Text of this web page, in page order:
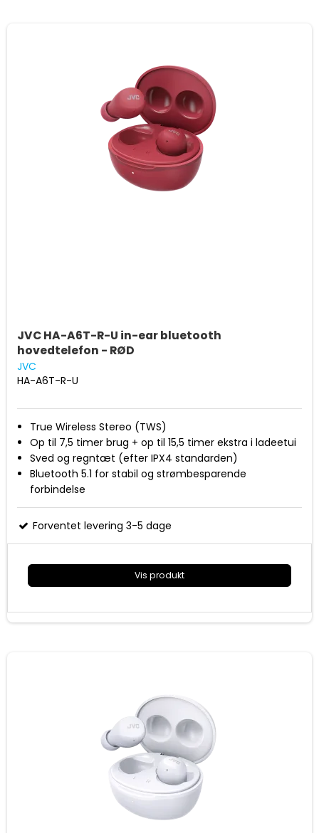
JVC HA-A6T-R-U in-ear bluetooth
hovedtelefon - RØD
JVC
HA-A6T-R-U
True Wireless Stereo (TWS)
Op til 7,5 timer brug + op til 15,5 timer ekstra i ladeetui
Sved og regntæt (efter IPX4 standarden)
Bluetooth 5.1 for stabil og strømbesparende
forbindelse
Indbygget mikrofon til håndfri taleopkald
3 lydindstillinger (Normal/bas/klar)
Ladeetui og silikone ørestykker i lille/mellem/stor
Forventet levering 3-5 dage
Vis produkt